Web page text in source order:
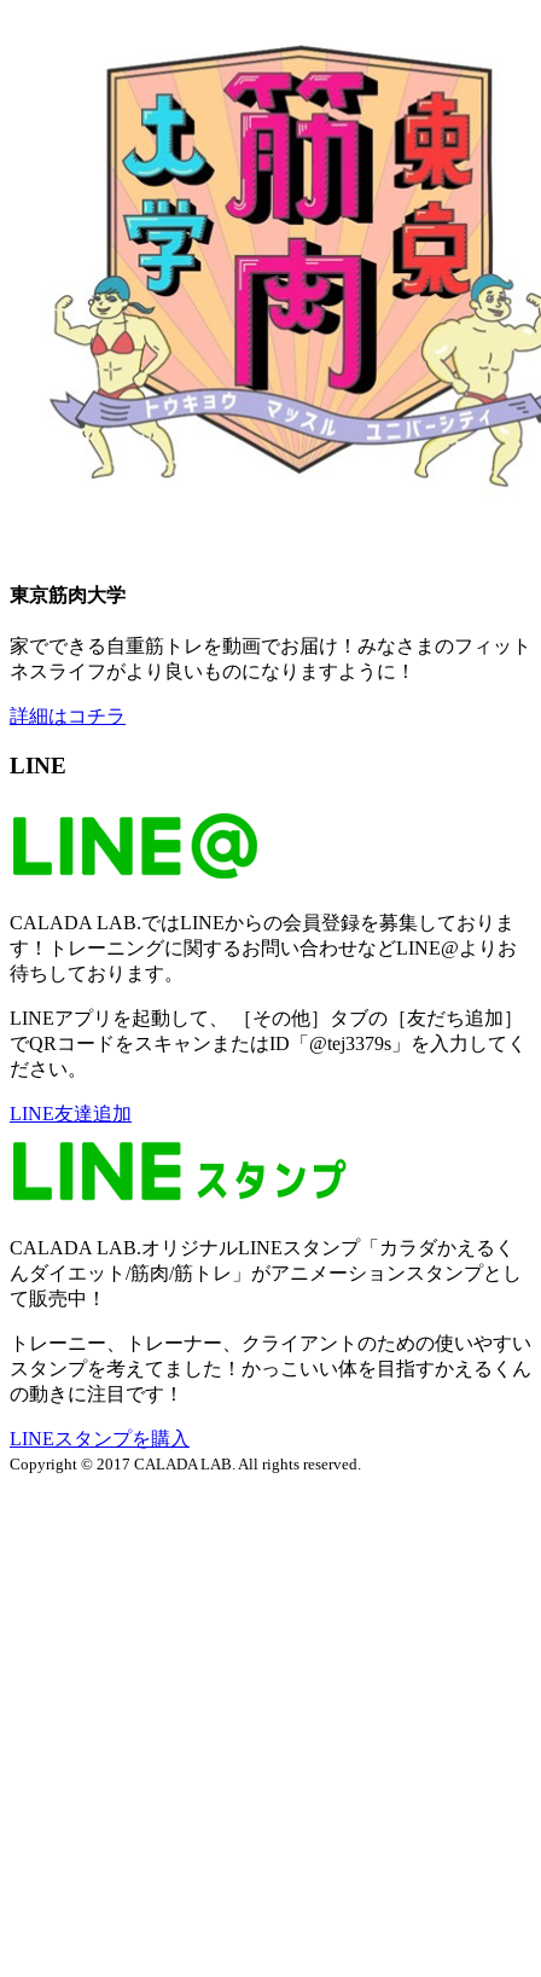
東京筋肉大学
家でできる自重筋トレを動画でお届け！みなさまのフィット
ネスライフがより良いものになりますように！
詳細はコチラ
LINE
CALADA LAB.ではLINEからの会員登録を募集しておりま
す！トレーニングに関するお問い合わせなどLINE@よりお
待ちしております。
LINEアプリを起動して、 ［その他］タブの［友だち追加］
でQRコードをスキャンまたはID「@tej3379s」を入力してく
ださい。
LINE友達追加
CALADA LAB.オリジナルLINEスタンプ「カラダかえるく
んダイエット/筋肉/筋トレ」がアニメーションスタンプとし
て販売中！
トレーニー、トレーナー、クライアントのための使いやすい
スタンプを考えてました！かっこいい体を目指すかえるくん
の動きに注目です！
LINEスタンプを購入
Copyright © 2017 CALADA LAB. All rights reserved.